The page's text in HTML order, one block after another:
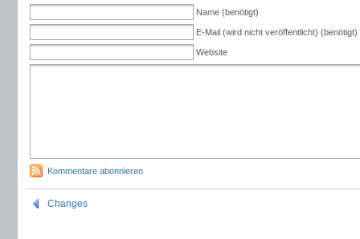
Name (benötigt)
E-Mail (wird nicht veröffentlicht) (benötigt)
Website
Kommentare abonnieren
Changes